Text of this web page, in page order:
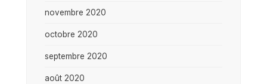
novembre 2020
octobre 2020
septembre 2020
août 2020